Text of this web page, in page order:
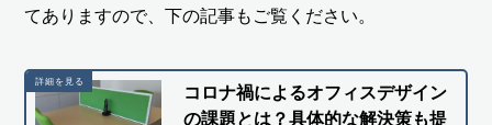
てありますので、下の記事もご覧ください。
コロナ禍によるオフィスデザイン
の課題とは？具体的な解決策も提